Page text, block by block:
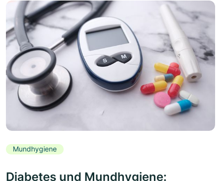
Mundhygiene
Diabetes und Mundhygiene: